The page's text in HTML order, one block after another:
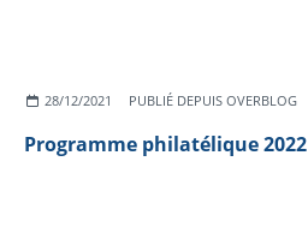
28/12/2021 PUBLIÉ DEPUIS OVERBLOG
Programme philatélique 2022